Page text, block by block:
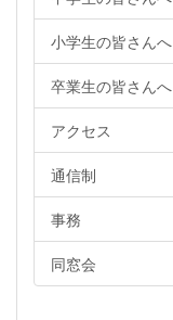
小学生の皆さんへ
卒業生の皆さんへ
アクセス
通信制
事務
同窓会